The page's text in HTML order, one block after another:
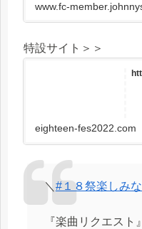
www.fc-
特設サイト＞＞
eighteen-fes2022.com
＼ #１８祭楽しみ
『楽曲リクエスト』